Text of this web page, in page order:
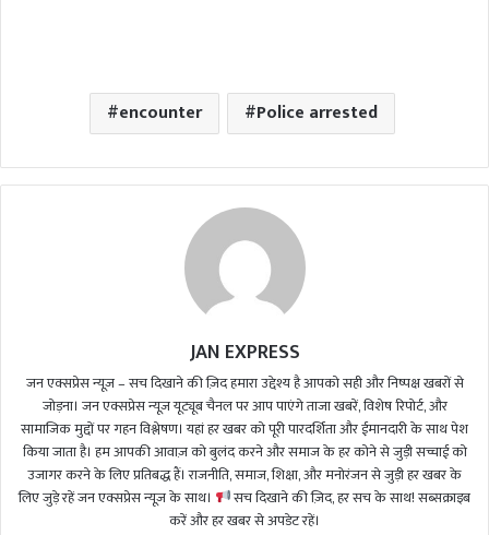
encounter Police arrested
JAN EXPRESS
जन एक्सप्रेस न्यूज़ – सच दिखाने की ज़िद हमारा उद्देश्य है आपको सही और निष्पक्ष खबरों से
जोड़ना। जन एक्सप्रेस न्यूज़ यूट्यूब चैनल पर आप पाएंगे ताजा खबरें, विशेष रिपोर्ट, और
सामाजिक मुद्दों पर गहन विश्लेषण। यहां हर खबर को पूरी पारदर्शिता और ईमानदारी के साथ पेश
किया जाता है। हम आपकी आवाज़ को बुलंद करने और समाज के हर कोने से जुड़ी सच्चाई को
उजागर करने के लिए प्रतिबद्ध हैं। राजनीति, समाज, शिक्षा, और मनोरंजन से जुड़ी हर खबर के
लिए जुड़े रहें जन एक्सप्रेस न्यूज़ के साथ।
सच दिखाने की ज़िद, हर सच के साथ! सब्सक्राइब
करें और हर खबर से अपडेट रहें।